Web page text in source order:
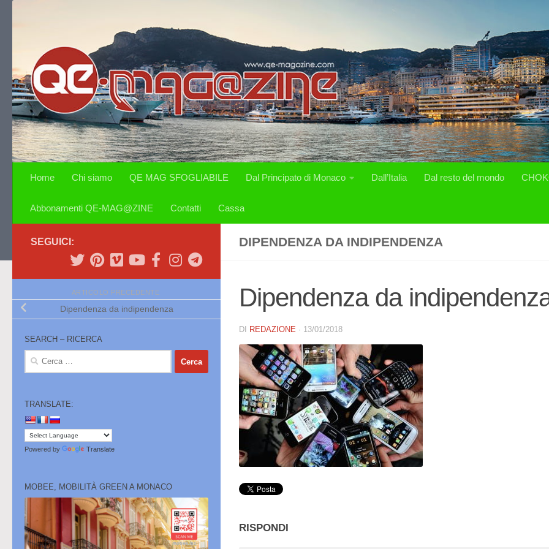
Home Chi siamo QE MAG SFOGLIABILE Dal Principato di Monaco Dall’Italia Dal resto del mondo
Abbonamenti QE-MAG@ZINE Contatti Cassa
DIPENDENZA DA INDIPENDENZA
Dipendenza da
DI REDAZIONE · 13/01/2018
RISPONDI
SEGUICI:
ARTICOLO PRECEDENTE
Dipendenza da indipendenza
SEARCH – RICERCA
Ricerca
TRANSLATE:
Powered by Translate
MOBEE, MOBILITÀ GREEN A MONACO